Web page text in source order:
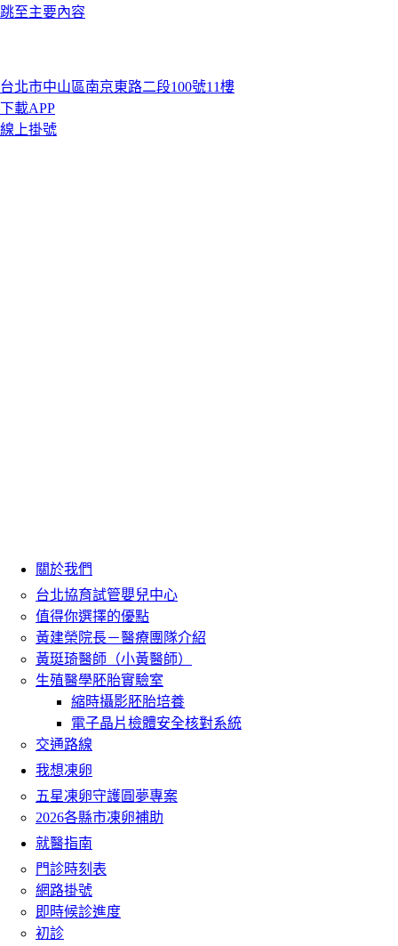
跳至主要內容
台北市中山區南京東路二段100號11樓
下載APP
線上掛號
關於我們
台北協育試管嬰兒中心
值得你選擇的優點
黃建榮院長－醫療團隊介紹
黃珽琦醫師（小黃醫師）
生殖醫學胚胎實驗室
縮時攝影胚胎培養
電子晶片檢體安全核對系統
交通路線
我想凍卵
五星凍卵守護圓夢專案
2026各縣市凍卵補助
就醫指南
門診時刻表
網路掛號
即時候診進度
初診